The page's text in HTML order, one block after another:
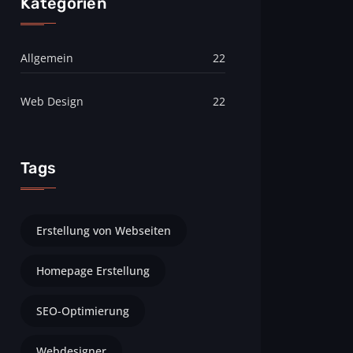
Allgemein 22
Web Design 22
Tags
Erstellung von Webseiten
Homepage Erstellung
SEO-Optimierung